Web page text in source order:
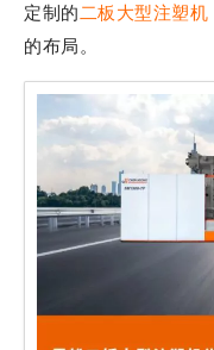
定制的 二板大型注塑机
的布局。